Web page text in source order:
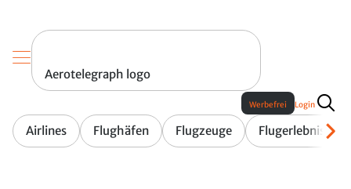
Aerotelegraph logo
Airlines Flughäfen Flugzeuge Flugerlebnis
Werbefrei Login